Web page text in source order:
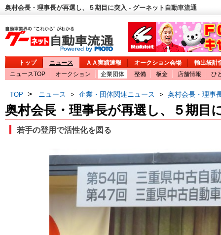
奥村会長・理事長が再選し、５期目に突入 - グーネット自動車流通
トップ ニュース ＡＡ実績速報 オークション会場
輸出統計
ニュースTOP
オークション 企業団体 整備 板金 店舗情報 ひ
TOP > ニュース > 企業・団体関連ニュース > 奥村会長・理事
奥村会長・理事長が再選し、５期目
若手の登用で活性化を図る